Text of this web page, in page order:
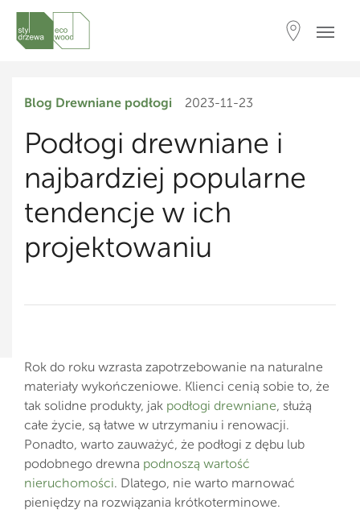
Blog Drewniane podłogi 2023-11-23
Podłogi drewniane i
najbardziej popularne
tendencje w ich
projektowaniu
Rok do roku wzrasta zapotrzebowanie na naturalne
materiały wykończeniowe. Klienci cenią sobie to, że
tak solidne produkty, jak podłogi drewniane, służą
całe życie, są łatwe w utrzymaniu i renowacji.
Ponadto, warto zauważyć, że podłogi z dębu lub
podobnego drewna podnoszą wartość
nieruchomości. Dlatego, nie warto marnować
pieniędzy na rozwiązania krótkoterminowe.